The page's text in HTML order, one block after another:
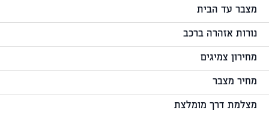
מצבר עד הבית
נורות אזהרה ברכב
מחירון צמיגים
מחיר מצבר
מצלמת דרך מומלצת